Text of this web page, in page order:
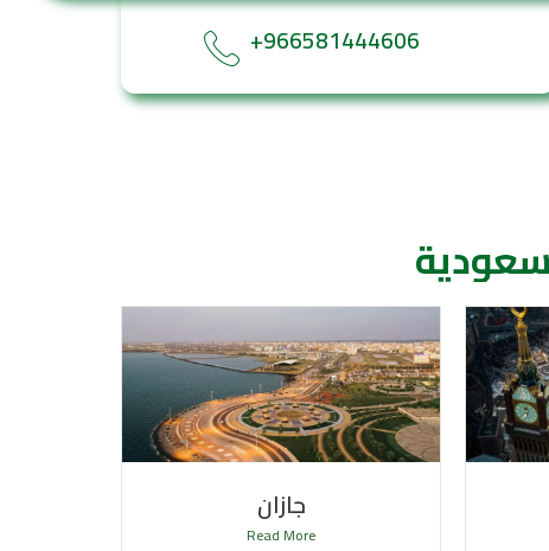
966581444606+
جازان
Read More